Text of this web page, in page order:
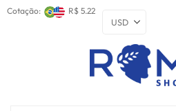
Cotação: R$ 5.22